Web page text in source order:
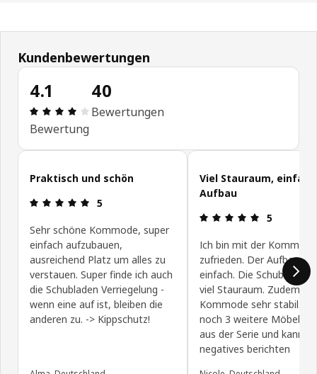
Kundenbewertungen
4.1
Bewertung: 4.1 von 5 Sterne Alle Bewertungen:
Bewertung
40
Bewertungen
Kundenbewertungen überspringen
Praktisch und schön
Bewertung: 5 von 5 Sterne
5
Sehr schöne Kommode, super
einfach aufzubauen,
ausreichend Platz um alles zu
verstauen. Super finde ich auch
die Schubladen Verriegelung -
wenn eine auf ist, bleiben die
anderen zu. -> Kippschutz!
Viel Stauraum,
Aufbau
5
Ich bin mit der
zufrieden. Der Aufbau
einfach. Die Schubladen
viel Stauraum. Zudem ist
Kommode sehr stabil.
noch 3 weitere
aus der Serie und kann
negatives berichten